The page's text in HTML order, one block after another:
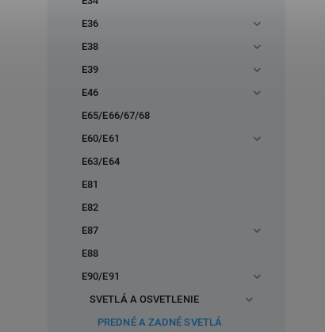
E36
E38
E39
E46
E65/E66/67/68
E60/E61
E63/E64
E81
E82
E87
E88
E90/E91
SVETLÁ A OSVETLENIE
PREDNÉ A ZADNÉ SVETLÁ